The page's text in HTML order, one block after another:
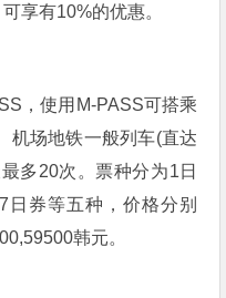
享有10%的优惠。
，使用M-PASS可搭乘
机场地铁一般列车(直达
多20次。票种分为1日
券等五种，价格分别
韩元。